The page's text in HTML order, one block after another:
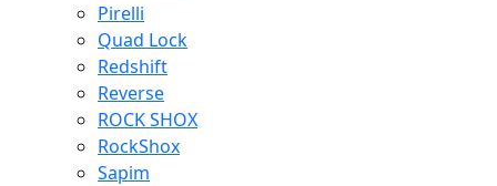
Pirelli
Quad Lock
Redshift
Reverse
ROCK SHOX
RockShox
Sapim